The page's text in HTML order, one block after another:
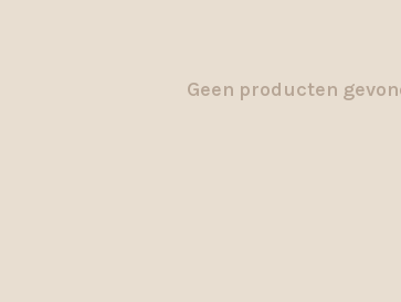
Geen producten